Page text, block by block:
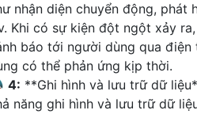
nhận diện chuyển động, phát
Khi có sự kiện đột ngột xảy
báo tới người dùng qua
có thể phản ứng kịp thời.
4: **Ghi hình và lưu trữ dữ
năng ghi hình và lưu trữ dữ